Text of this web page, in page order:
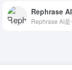
Rephrase AI